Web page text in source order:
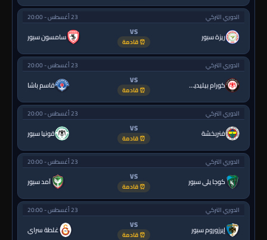
الدوري التركي 23 أغسطس - 20:00
ريزة سبور VS
⏰ قادمة سامسون سبور
الدوري التركي 23 أغسطس - 20:00
كورام بيليديسبور VS
⏰ قادمة قاسم باشا
الدوري التركي 23 أغسطس - 20:00
فنربخشة VS
⏰ قادمة قونيا سبور
الدوري التركي 23 أغسطس - 20:00
كوجا يلي سبور VS
⏰ قادمة آمد سبور
الدوري التركي 23 أغسطس - 20:00
إيرزوروم سبور VS
⏰ قادمة غلطة سراي